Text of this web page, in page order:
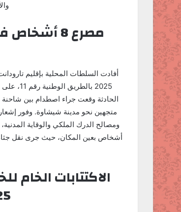
مصرع 8
2025
الحادثة وقعت جراء اصطدام بين
متجهين نحو مدينة شيشاوة. وفور
أشخاص بعين المكان، حيث جرى نقل